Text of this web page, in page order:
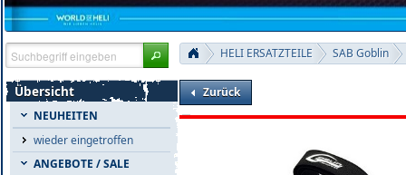
Übersicht
NEUHEITEN
wieder eingetroffen
ANGEBOTE / SALE
HELI ERSATZTEILE SAB Goblin
Zurück